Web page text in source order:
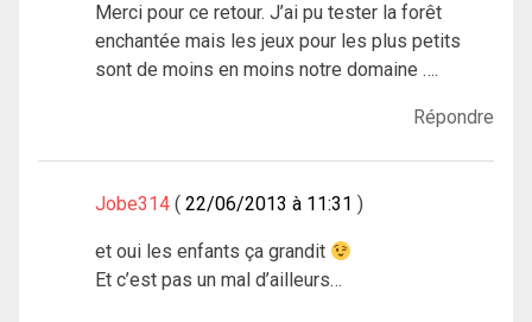
Merci pour ce retour. J’ai pu tester la forêt
enchantée mais les jeux pour les plus petits
sont de moins en moins notre domaine ….
Répondre
Jobe314 22/06/2013 à 11:31
et oui les enfants ça grandit
Et c’est pas un mal d’ailleurs…